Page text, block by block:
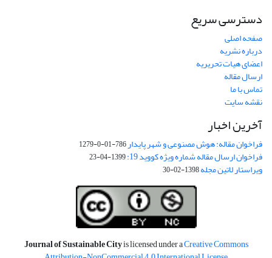
دسترسی سریع
صفحه اصلی
درباره نشریه
اعضای هیات تحریریه
ارسال مقاله
تماس با ما
نقشه سایت
آخرین اخبار
فراخوان مقاله: هوش مصنوعی و شهر پایدار786-01-0-1279
فراخوان ارسال مقاله شماره ویژه کووید 19: 1399-04-23
ویراستار لاتین مجله1398-02-30
Journal of Sustainable Cityis licensed under aCreative Commons